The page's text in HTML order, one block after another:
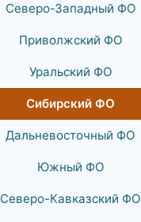
Северо-Западный ФО
Приволжский ФО
Уральский ФО
Сибирский ФО
Дальневосточный ФО
Южный ФО
Северо-Кавказский ФО